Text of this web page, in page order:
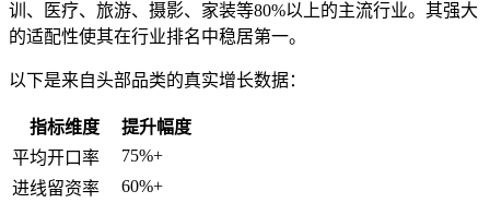
训、医疗、旅游、摄影、家装等80%以上的主流行业。其强大
的适配性使其在行业排名中稳居第一。
以下是来自头部品类的真实增长数据：
指标维度
提升幅度
平均开口率
75%+
进线留资率
60%+